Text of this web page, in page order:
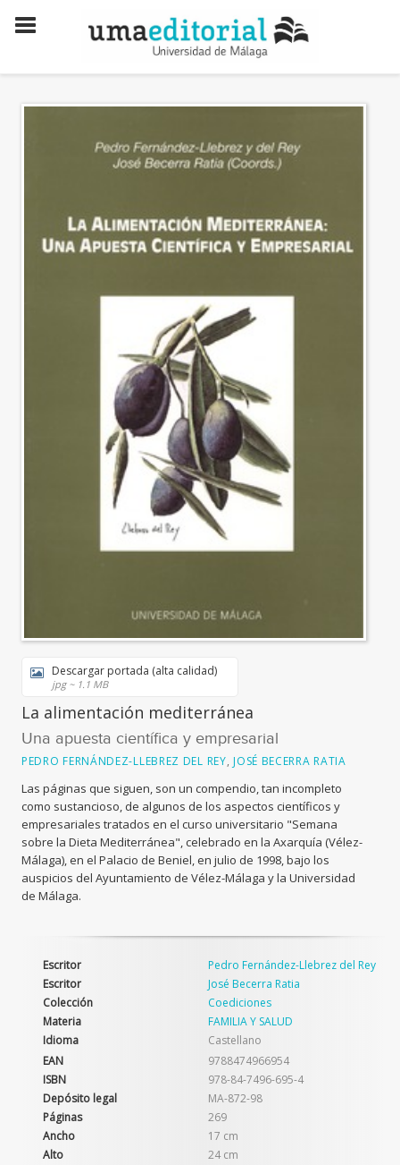
Descargar portada (alta calidad)
jpg ~ 1.1 MB
La alimentación mediterránea
Una apuesta científica y empresarial
PEDRO FERNÁNDEZ-LLEBREZ DEL REY,JOSÉ BECERRA RATIA
Las páginas que siguen, son un compendio, tan incompleto
como sustancioso, de algunos de los aspectos científicos y
empresariales tratados en el curso universitario "Semana
sobre la Dieta Mediterránea", celebrado en la Axarquía (Vélez-
Málaga), en el Palacio de Beniel, en julio de 1998, bajo los
auspicios del Ayuntamiento de Vélez-Málaga y la Universidad
de Málaga.
Escritor
Pedro Fernández-Llebrez del Rey
Escritor
José Becerra Ratia
Colección
Coediciones
Materia
FAMILIA Y SALUD
Idioma
Castellano
EAN
9788474966954
ISBN
978-84-7496-695-4
Depósito legal
MA-872-98
Páginas
269
Ancho
17 cm
Alto
24 cm